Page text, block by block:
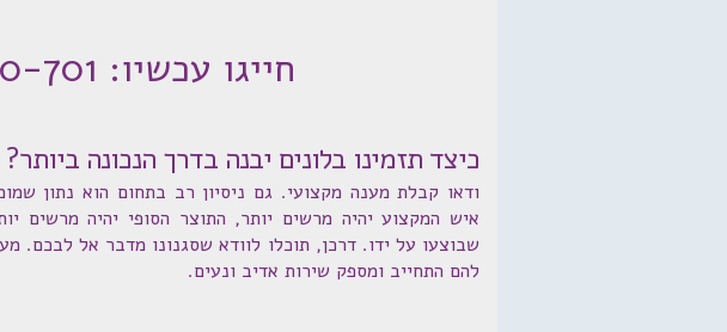
חייגו עכשיו: 072-3340-701
כיצד תזמינו בלונים יבנה בדרך הנכונה ביותר?
ודאו קבלת מענה מקצועי. גם ניסיון רב בתחום הוא נתון
איש המקצוע יהיה מרשים יותר, התוצר הסופי יהיה מרשים
שבוצעו על ידו. דרכן, תוכלו לוודא שסגנונו מדבר אל לבכם.
להם התחייב ומספק שירות אדיב ונעים.